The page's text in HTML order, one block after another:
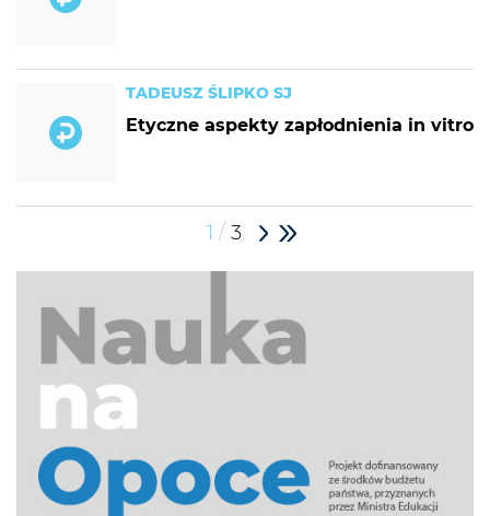
TADEUSZ ŚLIPKO SJ
Etyczne aspekty zapłodnienia in vitro
1 / 3